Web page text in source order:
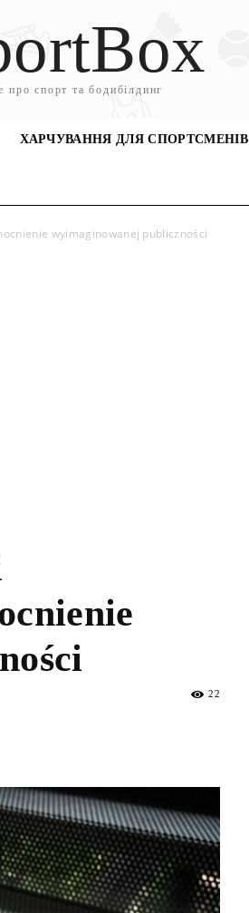
про спорт та бодибілдинг
ХАРЧУВАННЯ ДЛЯ СПОРТСМЕНІВ
wyimaginowanej publiczności
22